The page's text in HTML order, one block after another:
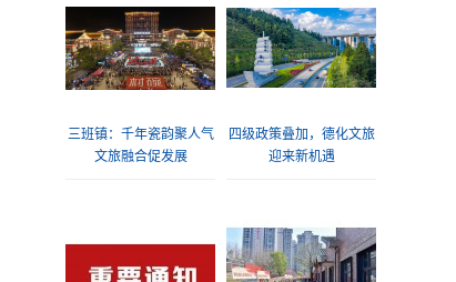
三班镇：千年瓷韵聚人气
文旅融合促发展
四级政策叠加，德化文旅
迎来新机遇